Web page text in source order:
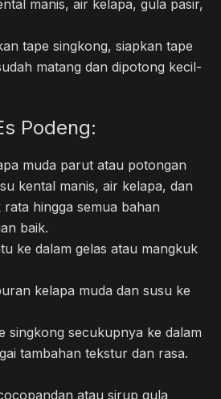
manis, air kelapa, gula pasir,
tape singkong, siapkan tape
matang dan dipotong kecil-
Podeng:
muda parut atau potongan
kental manis, air kelapa, dan
hingga semua bahan
baik.
ke dalam gelas atau mangkuk
kelapa muda dan susu ke
singkong secukupnya ke dalam
tambahan tekstur dan rasa.
atau sirup gula